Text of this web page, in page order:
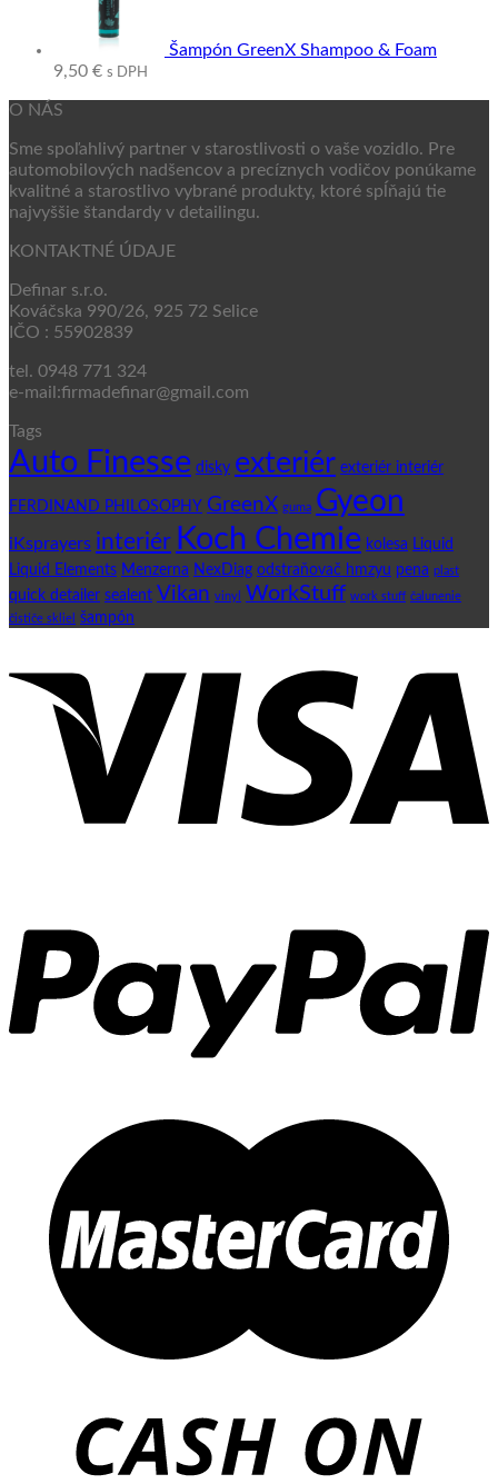
Šampón GreenX Shampoo & Foam
9,50 € s DPH
O NÁS
Sme spoľahlivý partner v starostlivosti o vaše vozidlo. Pre
automobilových nadšencov a precíznych vodičov ponúkame
kvalitné a starostlivo vybrané produkty, ktoré spĺňajú tie
najvyššie štandardy v detailingu.
KONTAKTNÉ ÚDAJE
Definar s.r.o.
Kováčska 990/26, 925 72 Selice
IČO : 55902839
tel. 0948 771 324
e-mail:firmadefinar@gmail.com
Tags
Auto Finesse disky exteriér exteriér interiér
FERDINAND PHILOSOPHY GreenX guma Gyeon
iKsprayers interiér Koch Chemie kolesa Liquid
Liquid Elements Menzerna NexDiag odstraňovač hmzyu pena plast
quick detailer sealent Vikan vinyl WorkStuff work stuff čalunenie
čističe skliel
šampón